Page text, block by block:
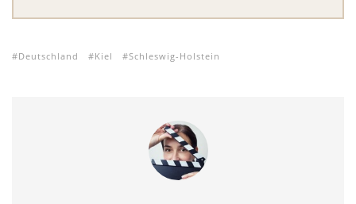
Deutschland Kiel Schleswig-Holstein